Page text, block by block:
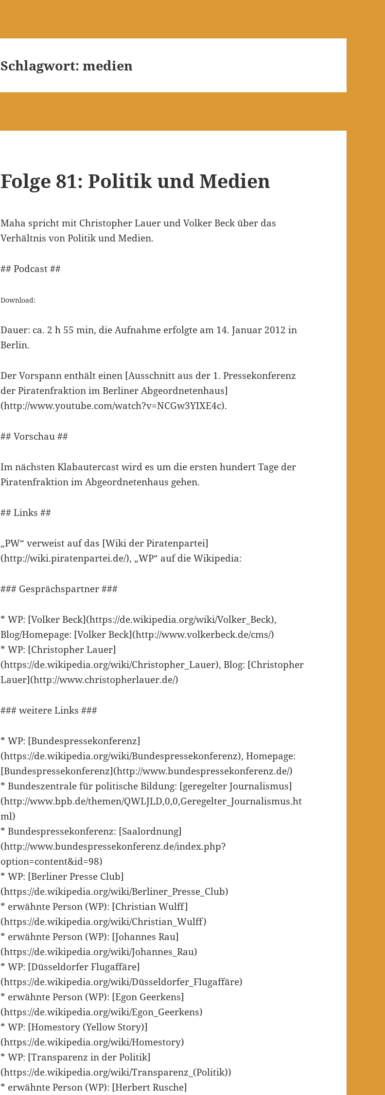
Schlagwort:medien
Folge 81: Politik und Medien
Maha spricht mit Christopher Lauer und Volker Beck über das
Verhältnis von Politik und Medien.
## Podcast ##
Download:
Dauer: ca. 2 h 55 min, die Aufnahme erfolgte am 14. Januar 2012 in
Berlin.
Der Vorspann enthält einen [Ausschnitt aus der 1. Pressekonferenz
der Piratenfraktion im Berliner Abgeordnetenhaus]
(http://www.youtube.com/watch?v=NCGw3YIXE4c).
## Vorschau ##
Im nächsten Klabautercast wird es um die ersten hundert Tage der
Piratenfraktion im Abgeordnetenhaus gehen.
## Links ##
„PW“ verweist auf das [Wiki der Piratenpartei]
(http://wiki.piratenpartei.de/), „WP“ auf die Wikipedia:
### Gesprächspartner ###
* WP: [Volker Beck](https://de.wikipedia.org/wiki/Volker_Beck),
Blog/Homepage: [Volker Beck](http://www.volkerbeck.de/cms/)
* WP: [Christopher Lauer]
(https://de.wikipedia.org/wiki/Christopher_Lauer), Blog: [Christopher
Lauer](http://www.christopherlauer.de/)
### weitere Links ###
* WP: [Bundespressekonferenz]
(https://de.wikipedia.org/wiki/Bundespressekonferenz), Homepage:
[Bundespressekonferenz](http://www.bundespressekonferenz.de/)
* Bundeszentrale für politische Bildung: [geregelter Journalismus]
(http://www.bpb.de/themen/QWLJLD,0,0,Geregelter_Journalismus.ht
ml)
* Bundespressekonferenz: [Saalordnung]
(http://www.bundespressekonferenz.de/index.php?
option=content&id=98)
* WP: [Berliner Presse Club]
(https://de.wikipedia.org/wiki/Berliner_Presse_Club)
* erwähnte Person (WP): [Christian Wulff]
(https://de.wikipedia.org/wiki/Christian_Wulff)
* erwähnte Person (WP): [Johannes Rau]
(https://de.wikipedia.org/wiki/Johannes_Rau)
* WP: [Düsseldorfer Flugaffäre]
(https://de.wikipedia.org/wiki/Düsseldorfer_Flugaffäre)
* erwähnte Person (WP): [Egon Geerkens]
(https://de.wikipedia.org/wiki/Egon_Geerkens)
* WP: [Homestory (Yellow Story)]
(https://de.wikipedia.org/wiki/Homestory)
* WP: [Transparenz in der Politik]
(https://de.wikipedia.org/wiki/Transparenz_(Politik))
* erwähnte Person (WP): [Herbert Rusche]